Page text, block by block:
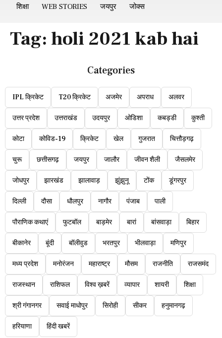
शिक्षा WEB STORIES जयपुर जोक्स
Tag: holi 2021 kab hai
Categories
IPL क्रिकेट T20 क्रिकेट अजमेर अपराध अलवर
उत्तर प्रदेश उत्तराखंड उदयपुर ओडिशा कबड्डी कुश्ती
कोटा कोविड-19 क्रिकेट खेल गुजरात चित्तौड़गढ़
चुरू छत्तीसगढ़ जयपुर जालौर जीवन शैली जैसलमेर
जोधपुर झारखंड झालावाड़ झुंझुनू टोंक डूंगरपुर
दिल्ली दौसा धौलपुर नागौर पंजाब पाली
पौराणिक कथाएं फुटबॉल बाड़मेर बारां बांसवाड़ा बिहार
बीकानेर बूंदी बॉलीवुड भरतपुर भीलवाड़ा मणिपुर
मध्य प्रदेश मनोरंजन महाराष्ट्र मौसम राजनीति राजसमंद
राजस्थान राशिफल विश्व ख़बरें व्यापार शायरी शिक्षा
श्री गंगानगर सवाई माधोपुर सिरोही सीकर हनुमानगढ़
हरियाणा हिंदी खबरें